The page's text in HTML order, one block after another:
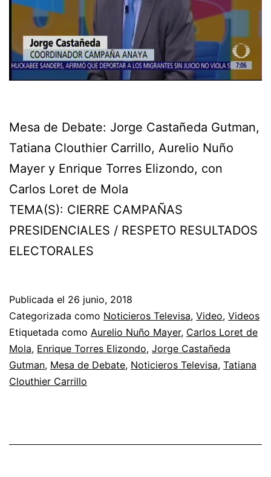
Mesa de Debate: Jorge Castañeda Gutman,
Tatiana Clouthier Carrillo, Aurelio Nuño
Mayer y Enrique Torres Elizondo, con
Carlos Loret de Mola
TEMA(S): CIERRE CAMPAÑAS
PRESIDENCIALES / RESPETO RESULTADOS
ELECTORALES
Publicada el 26 junio, 2018
Categorizada como Noticieros Televisa, Video, Videos
Etiquetada como Aurelio Nuño Mayer, Carlos Loret de
Mola, Enrique Torres Elizondo, Jorge Castañeda
Gutman, Mesa de Debate, Noticieros Televisa, Tatiana
Clouthier Carrillo